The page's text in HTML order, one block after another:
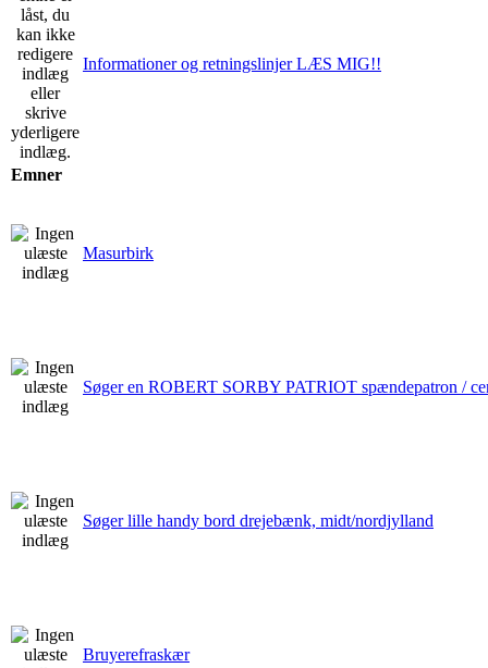
Informationer og retningslinjer LÆS MIG!!
Emner
Masurbirk
Søger en ROBERT SORBY PATRIOT spændepatron /
Søger lille handy bord drejebænk, midt/nordjylland
Bruyerefraskær